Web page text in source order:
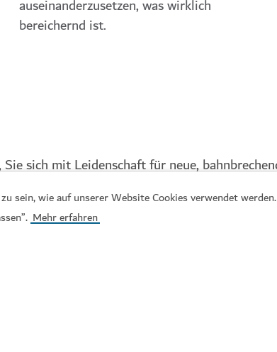
wie auf unserer Website Cookies verwendet
Mehr erfahren
auseinanderzusetzen, was wirklich
bereichernd ist.
sich mit Leidenschaft für neue,